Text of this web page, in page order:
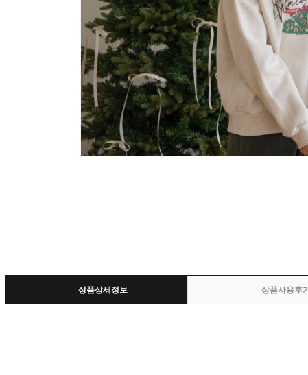
상품상세정보 상품사용후기